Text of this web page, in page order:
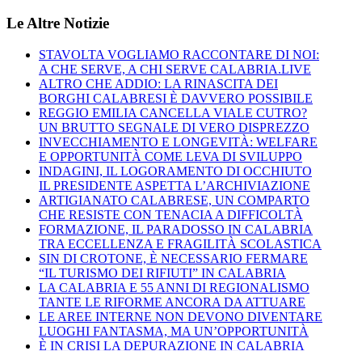
Le Altre Notizie
STAVOLTA VOGLIAMO RACCONTARE DI NOI:
A CHE SERVE, A CHI SERVE CALABRIA.LIVE
ALTRO CHE ADDIO: LA RINASCITA DEI
BORGHI CALABRESI È DAVVERO POSSIBILE
REGGIO EMILIA CANCELLA VIALE CUTRO?
UN BRUTTO SEGNALE DI VERO DISPREZZO
INVECCHIAMENTO E LONGEVITÀ: WELFARE
E OPPORTUNITÀ COME LEVA DI SVILUPPO
INDAGINI, IL LOGORAMENTO DI OCCHIUTO
IL PRESIDENTE ASPETTA L’ARCHIVIAZIONE
ARTIGIANATO CALABRESE, UN COMPARTO
CHE RESISTE CON TENACIA A DIFFICOLTÀ
FORMAZIONE, IL PARADOSSO IN CALABRIA
TRA ECCELLENZA E FRAGILITÀ SCOLASTICA
SIN DI CROTONE, È NECESSARIO FERMARE
“IL TURISMO DEI RIFIUTI” IN CALABRIA
LA CALABRIA E 55 ANNI DI REGIONALISMO
TANTE LE RIFORME ANCORA DA ATTUARE
LE AREE INTERNE NON DEVONO DIVENTARE
LUOGHI FANTASMA, MA UN’OPPORTUNITÀ
È IN CRISI LA DEPURAZIONE IN CALABRIA